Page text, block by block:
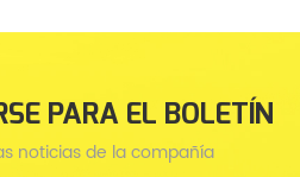
PARA EL BOLETÍN
noticias de la compañía